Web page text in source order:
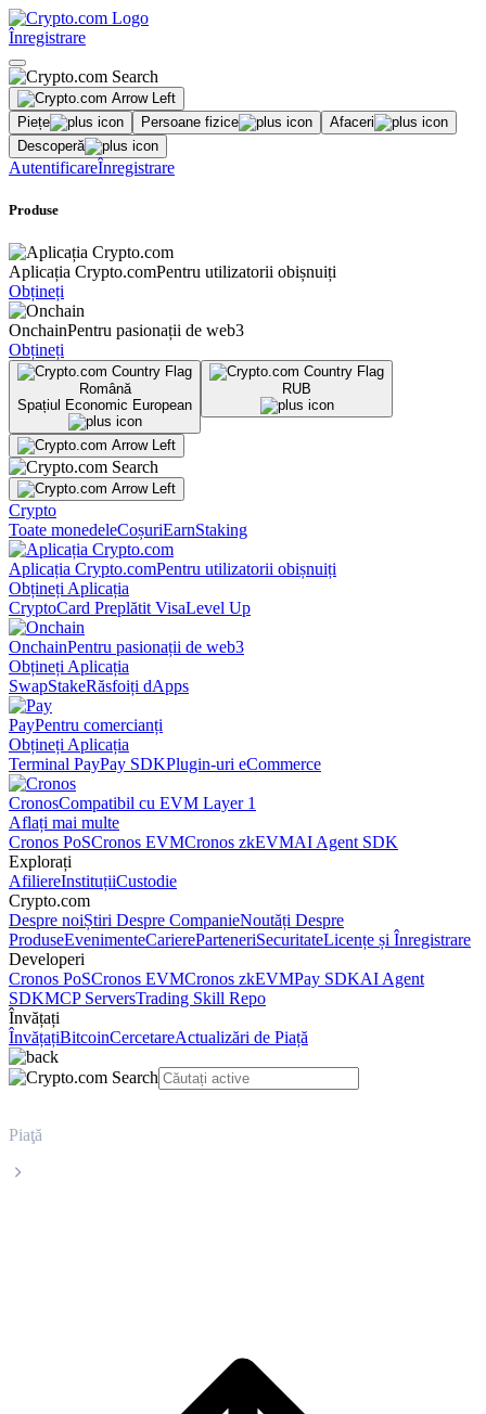
Înregistrare
Piețe Persoane fizice
Afaceri
Descoperă
AutentificareÎnregistrare
Produse
Aplicația Crypto.comPentru utilizatorii obișnuiți
Obțineți
OnchainPentru pasionații de web3
Obțineți
Română
Spațiul Economic European
RUB
Crypto
Toate monedeleCoșuriEarnStaking
Aplicația Crypto.comPentru utilizatorii obișnuiți
Obțineți Aplicația
CryptoCard Preplătit VisaLevel Up
OnchainPentru pasionații de web3
Obțineți Aplicația
SwapStakeRăsfoiți dApps
PayPentru comercianți
Obțineți Aplicația
Terminal PayPay SDKPlugin-uri eCommerce
CronosCompatibil cu EVM Layer 1
Aflați mai multe
Cronos PoSCronos EVMCronos zkEVMAI Agent SDK
Explorați
AfiliereInstituțiiCustodie
Crypto.com
Despre noiȘtiri Despre CompanieNoutăți Despre
ProduseEvenimenteCariereParteneriSecuritateLicențe și Înregistrare
Developeri
Cronos PoSCronos EVMCronos zkEVMPay SDKAI Agent
SDKMCP ServersTrading Skill Repo
Învățați
ÎnvățațiBitcoinCercetareActualizări de Piață
Piaţă